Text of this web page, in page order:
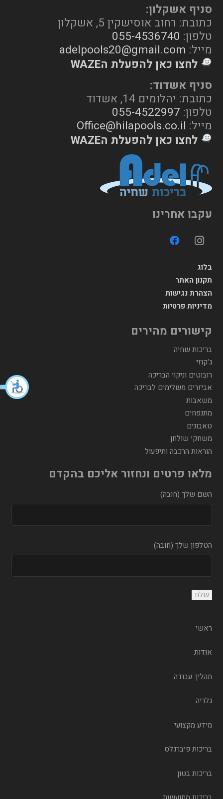
סניף אשקלון:
כתובת: רחוב אוסישקין 5, אשקלון
טלפון: 055-4536740
מייל: adelpools20@gmail.com
לחצו כאן להפעלת הWAZE
סניף אשדוד:
כתובת: יהלומים 14, אשדוד
טלפון: 055-4522997
מייל: Office@hilapools.co.il
לחצו כאן להפעלת הWAZE
עקבו אחרינו
בלוג
תקנון האתר
הצהרת נגישות
מדיניות פרטיות
קישורים מהירים
בריכות שחיה
ג'קוזי
רובוטים וניקוי הבריכה
אביזרים משלימים לבריכה
משאבות
מתנפחים
טאבונים
משחקי שולחן
הוראות הרכבה ותיפעול
מלאו פרטים ונחזור אליכם בהקדם
השם שלך (חובה)
הטלפון שלך (חובה)
ראשי
אודות
תהליך עבודה
גלריה
מידע מקצועי
בריכות פיברגלס
בריכות בטון